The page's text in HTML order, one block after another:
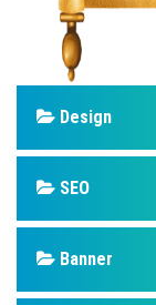
Design
SEO
Banner